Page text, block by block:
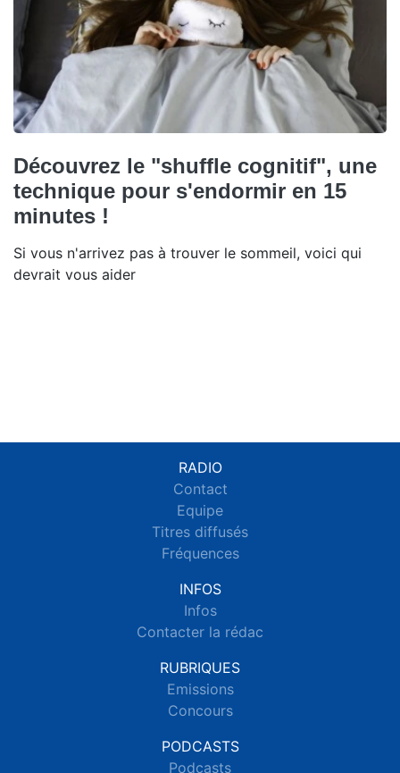
Découvrez le "shuffle cognitif", une
technique pour s'endormir en 15
minutes !
Si vous n'arrivez pas à trouver le sommeil, voici qui
devrait vous aider
RADIO
Contact
Equipe
Titres diffusés
Fréquences
INFOS
Infos
Contacter la rédac
RUBRIQUES
Emissions
Concours
PODCASTS
Podcasts